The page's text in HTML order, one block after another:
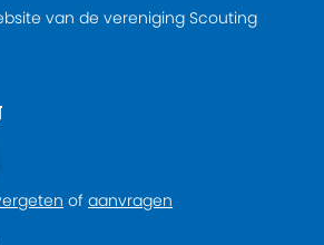
van de vereniging Scouting
of aanvragen